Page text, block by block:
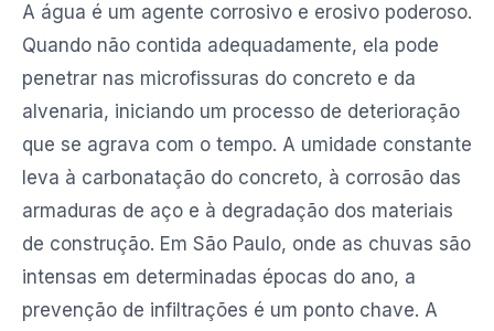
A água é um agente corrosivo e erosivo poderoso.
Quando não contida adequadamente, ela pode
penetrar nas microfissuras do concreto e da
alvenaria, iniciando um processo de deterioração
que se agrava com o tempo. A umidade constante
leva à carbonatação do concreto, à corrosão das
armaduras de aço e à degradação dos materiais
de construção. Em São Paulo, onde as chuvas são
intensas em determinadas épocas do ano, a
prevenção de infiltrações é um ponto chave. A